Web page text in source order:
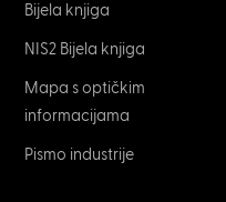
Bijela knjiga
NIS2 Bijela knjiga
Mapa s optičkim
informacijama
Pismo industrije